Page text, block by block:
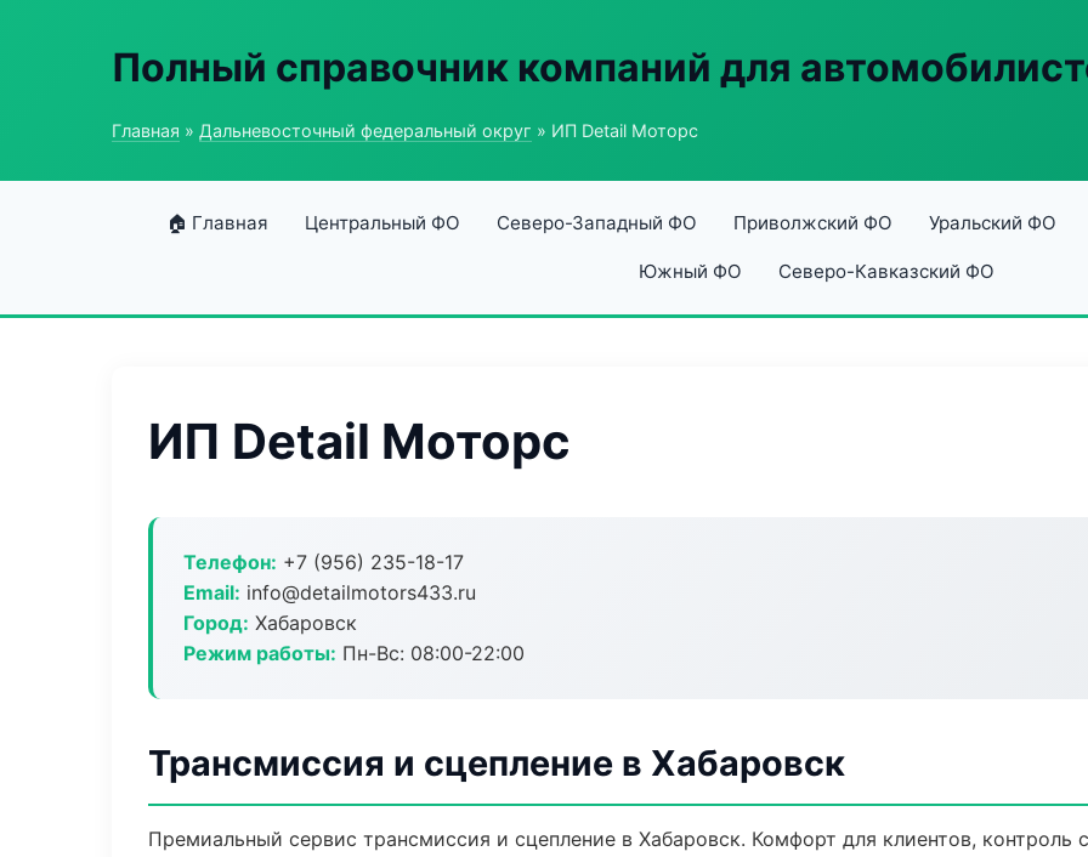
Полный справочник компаний для
Главная » Дальневосточный федеральный округ » ИП Detail Моторс
🏠 Главная Центральный ФО Северо-Западный ФО Приволжский ФО Уральский ФО
Южный ФО Северо-Кавказский ФО
ИП Detail Моторс
Телефон: +7 (956) 235-18-17
Email: info@detailmotors433.ru
Город: Хабаровск
Режим работы: Пн-Вс: 08:00-22:00
Трансмиссия и сцепление в Хабаровск
Премиальный сервис трансмиссия и сцепление в Хабаровск. Комфорт для клиентов, контроль